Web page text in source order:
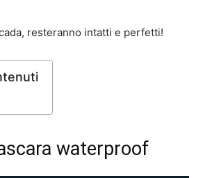
resteranno intatti e perfetti!
waterproof